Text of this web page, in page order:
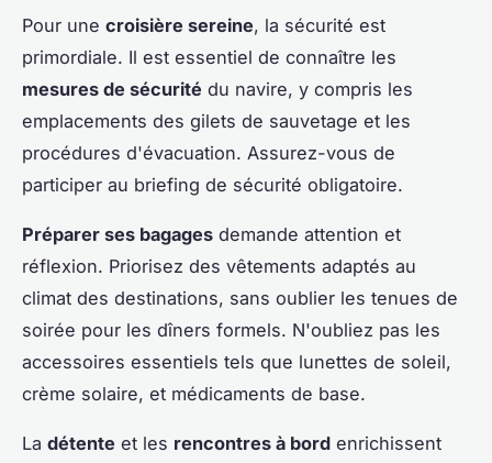
Pour une croisière sereine, la sécurité est
primordiale. Il est essentiel de connaître les
mesures de sécurité du navire, y compris les
emplacements des gilets de sauvetage et les
procédures d'évacuation. Assurez-vous de
participer au briefing de sécurité obligatoire.
Préparer ses bagages demande attention et
réflexion. Priorisez des vêtements adaptés au
climat des destinations, sans oublier les tenues de
soirée pour les dîners formels. N'oubliez pas les
accessoires essentiels tels que lunettes de soleil,
crème solaire, et médicaments de base.
La détente et les rencontres à bord enrichissent